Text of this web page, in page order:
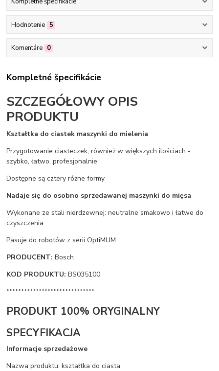
Hodnotenie 5
Komentáre 0
Kompletné špecifikácie
SZCZEGÓŁOWY OPIS
PRODUKTU
Kształtka do ciastek maszynki do mielenia
Przygotowanie ciasteczek, również w większych ilościach -
szybko, łatwo, profesjonalnie
Dostępne są cztery różne formy
Nadaje się do osobno sprzedawanej maszynki do mięsa
Wykonane ze stali nierdzewnej: neutralne smakowo i łatwe do
czyszczenia
Pasuje do robotów z serii OptiMUM
PRODUCENT: Bosch
KOD PRODUKTU: BS035100
******************************
PRODUKT 100% ORYGINALNY
SPECYFIKACJA
Informacje sprzedażowe
Nazwa produktu: kształtka do ciasta